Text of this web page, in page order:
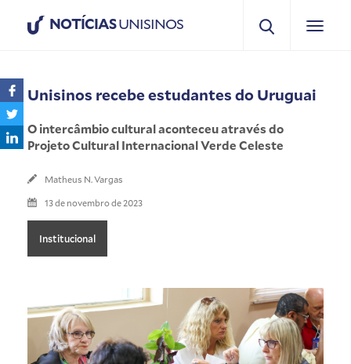
NOTÍCIASUNISINOS
Unisinos recebe estudantes do Uruguai
O intercâmbio cultural aconteceu através do
Projeto Cultural Internacional Verde Celeste
Matheus N. Vargas
13 de novembro de 2023
Institucional